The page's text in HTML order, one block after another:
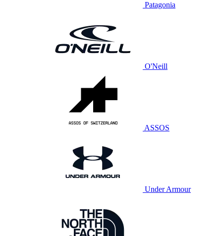
Patagonia
O'Neill
ASSOS
Under Armour